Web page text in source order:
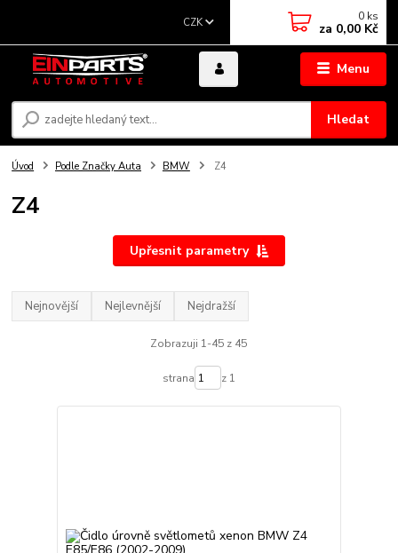
Menu
CZK
Hledat
0 ks
za 0,00 Kč
Úvod Podle Značky Auta BMW Z4
Z4
Upřesnit parametry
Nejnovější Nejlevnější Nejdražší
Zobrazuji 1-45 z 45
strana z 1